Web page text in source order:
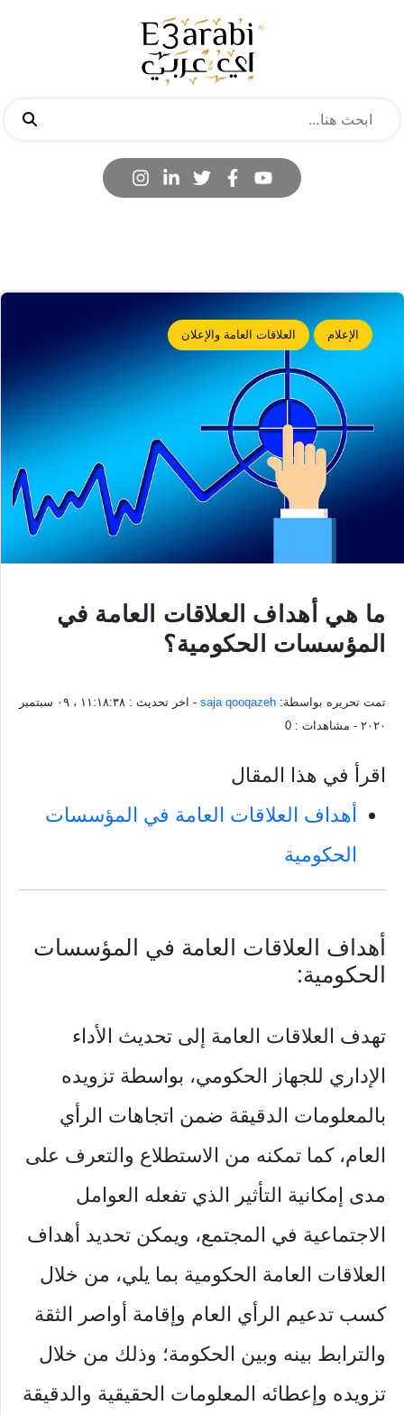
الإعلام العلاقات العامة والإعلان
ما هي أهداف العلاقات العامة في
المؤسسات الحكومية؟
تمت تحريره بواسطة: saja qooqazeh - اخر تحديث :
١١:١٨:٣٨ ، ٠٩ سبتمبر
٢٠٢٠ - مشاهدات : 0
اقرأ في هذا المقال
أهداف العلاقات العامة في المؤسسات
الحكومية
أهداف العلاقات العامة في المؤسسات
الحكومية:
تهدف العلاقات العامة إلى تحديث الأداء
الإداري للجهاز الحكومي، بواسطة تزويده
بالمعلومات الدقيقة ضمن اتجاهات الرأي
العام، كما تمكنه من الاستطلاع والتعرف على
مدى إمكانية التأثير الذي تفعله العوامل
الاجتماعية في المجتمع، ويمكن تحديد أهداف
العلاقات العامة الحكومية بما يلي، من خلال
كسب تدعيم الرأي العام وإقامة أواصر الثقة
والترابط بينه وبين الحكومة؛ وذلك من خلال
تزويده وإعطائه المعلومات الحقيقية والدقيقة